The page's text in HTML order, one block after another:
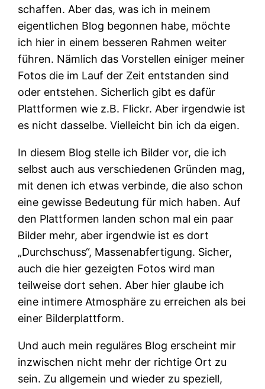
schaffen. Aber das, was ich in meinem
eigentlichen Blog begonnen habe, möchte
ich hier in einem besseren Rahmen weiter
führen. Nämlich das Vorstellen einiger meiner
Fotos die im Lauf der Zeit entstanden sind
oder entstehen. Sicherlich gibt es dafür
Plattformen wie z.B. Flickr. Aber irgendwie ist
es nicht dasselbe. Vielleicht bin ich da eigen.
In diesem Blog stelle ich Bilder vor, die ich
selbst auch aus verschiedenen Gründen mag,
mit denen ich etwas verbinde, die also schon
eine gewisse Bedeutung für mich haben. Auf
den Plattformen landen schon mal ein paar
Bilder mehr, aber irgendwie ist es dort
„Durchschuss“, Massenabfertigung. Sicher,
auch die hier gezeigten Fotos wird man
teilweise dort sehen. Aber hier glaube ich
eine intimere Atmosphäre zu erreichen als bei
einer Bilderplattform.
Und auch mein reguläres Blog erscheint mir
inzwischen nicht mehr der richtige Ort zu
sein. Zu allgemein und wieder zu speziell,